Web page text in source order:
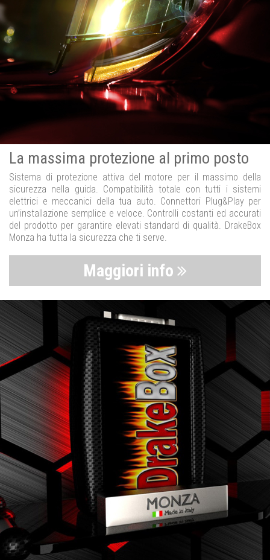
La massima protezione al primo posto
Sistema di protezione attiva del motore per il massimo della
sicurezza nella guida. Compatibilità totale con tutti i sistemi
elettrici e meccanici della tua auto. Connettori Plug&Play per
un’installazione semplice e veloce. Controlli costanti ed accurati
del prodotto per garantire elevati standard di qualità. DrakeBox
Monza ha tutta la sicurezza che ti serve.
Maggiori info